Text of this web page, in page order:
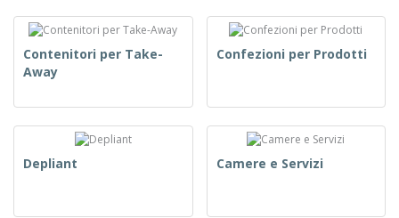
Contenitori per Take-
Away
Confezioni per Prodotti
Depliant Camere e Servizi